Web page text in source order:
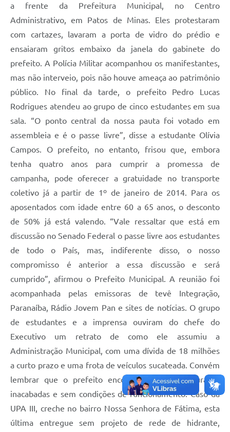
a frente da Prefeitura Municipal, no Centro
Administrativo, em Patos de Minas. Eles protestaram
com cartazes, lavaram a porta de vidro do prédio e
ensaiaram gritos embaixo da janela do gabinete do
prefeito. A Polícia Militar acompanhou os manifestantes,
mas não interveio, pois não houve ameaça ao patrimônio
público. No final da tarde, o prefeito Pedro Lucas
Rodrigues atendeu ao grupo de cinco estudantes em sua
sala. “O ponto central da nossa pauta foi votado em
assembleia e é o passe livre”, disse a estudante Olívia
Campos. O prefeito, no entanto, frisou que, embora
tenha quatro anos para cumprir a promessa de
campanha, pode oferecer a gratuidade no transporte
coletivo já a partir de 1º de janeiro de 2014. Para os
aposentados com idade entre 60 a 65 anos, o desconto
de 50% já está valendo. “Vale ressaltar que está em
discussão no Senado Federal o passe livre aos estudantes
de todo o País, mas, indiferente disso, o nosso
compromisso é anterior a essa discussão e será
cumprido”, afirmou o Prefeito Municipal. A reunião foi
acompanhada pelas emissoras de tevê Integração,
Paranaíba, Rádio Jovem Pan e sites de notícias. O grupo
de estudantes e a imprensa ouviram do chefe do
Executivo um retrato de como ele assumiu a
Administração Municipal, com uma dívida de 18 milhões
a curto prazo e uma frota de veículos sucateada. Convém
lembrar que o prefeito encontrou obras inauguradas
inacabadas e sem condições de funcionamento. Caso da
UPA III, creche no bairro Nossa Senhora de Fátima, esta
última entregue sem projeto de rede de hidrante,